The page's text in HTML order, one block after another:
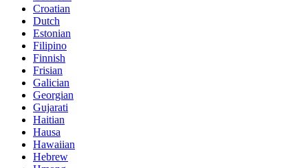
Croatian
Dutch
Estonian
Filipino
Finnish
Frisian
Galician
Georgian
Gujarati
Haitian
Hausa
Hawaiian
Hebrew